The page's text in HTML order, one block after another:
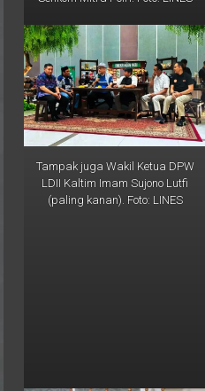
Tampak juga Wakil Ketua DPW
LDII Kaltim Imam Sujono Lutfi
(paling kanan). Foto: LINES